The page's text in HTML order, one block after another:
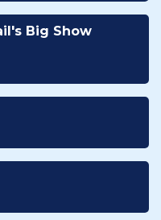
Big Show